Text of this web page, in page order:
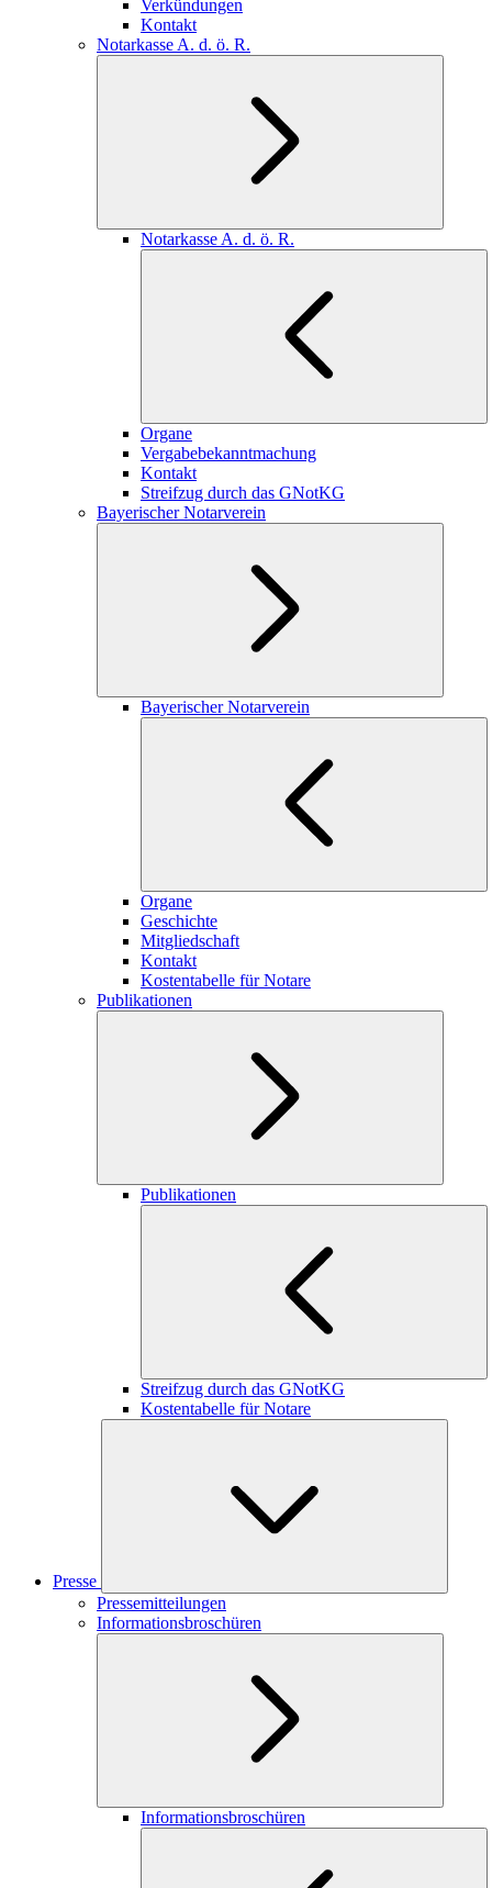
Verkündungen
Kontakt
Notarkasse A. d. ö. R.
Notarkasse A. d. ö. R.
Organe
Vergabebekanntmachung
Kontakt
Streifzug durch das GNotKG
Bayerischer Notarverein
Bayerischer Notarverein
Organe
Geschichte
Mitgliedschaft
Kontakt
Kostentabelle für Notare
Publikationen
Publikationen
Streifzug durch das GNotKG
Kostentabelle für Notare
Presse
Pressemitteilungen
Informationsbroschüren
Informationsbroschüren